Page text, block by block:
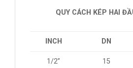
QUY CÁCH KÉP HAI
INCH DN
1/2” 15